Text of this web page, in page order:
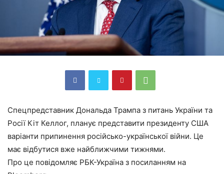
Спецпредставник Дональда Трампа з питань України та
Росії Кіт Келлог, планує представити президенту США
варіанти припинення російсько-української війни. Це
має відбутися вже найближчими тижнями.
Про це повідомляє РБК-Україна з посиланням на